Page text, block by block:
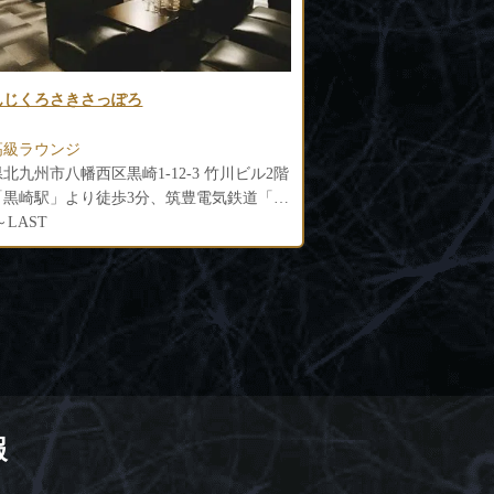
（エルプラッツ）
ラウンジ
九州市八幡西区藤田3-3-9
崎駅」より徒歩3分
LAST
Bar＆Lounge華（ハナ）
黒崎高級ラウンジ
各線「黒崎駅」より徒